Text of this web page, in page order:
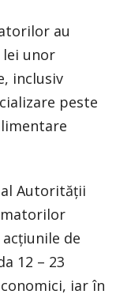
au
lei unor
inclusiv
peste
Autorităţii
de
12 – 23
iar în